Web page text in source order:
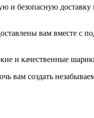
и безопасную
вам вместе с
и качественные
вам создать